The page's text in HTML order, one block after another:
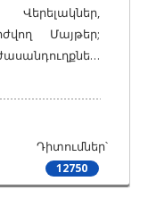
Մայթեր;
Դիտումներ՝
12750